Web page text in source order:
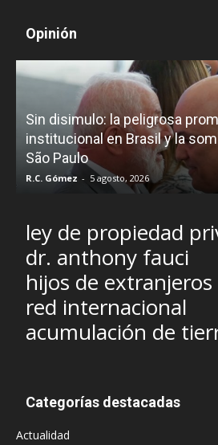
Opinión
Sin disimulo: la peligrosa
institucional en Brasil y la
São Paulo
R.C. Gómez - 5 agosto, 2026
ley de propiedad
dr. anthony fauci
hijos de extranjeros
red internacional
acumulación de
Categorías destacadas
Actualidad